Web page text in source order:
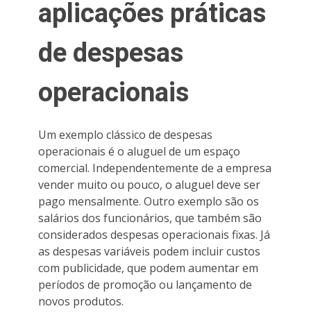
aplicações práticas
de despesas
operacionais
Um exemplo clássico de despesas
operacionais é o aluguel de um espaço
comercial. Independentemente de a empresa
vender muito ou pouco, o aluguel deve ser
pago mensalmente. Outro exemplo são os
salários dos funcionários, que também são
considerados despesas operacionais fixas. Já
as despesas variáveis podem incluir custos
com publicidade, que podem aumentar em
períodos de promoção ou lançamento de
novos produtos.